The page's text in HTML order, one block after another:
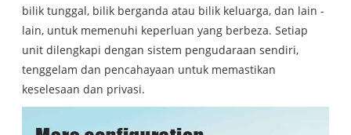
bilik tunggal, bilik berganda atau bilik keluarga, dan lain -
lain, untuk memenuhi keperluan yang berbeza. Setiap
unit dilengkapi dengan sistem pengudaraan sendiri,
tenggelam dan pencahayaan untuk memastikan
keselesaan dan privasi.